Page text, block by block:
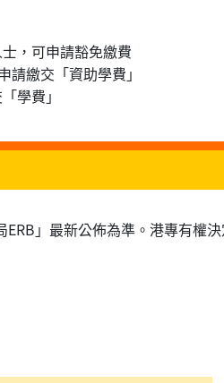
，可申請豁免繳費
繳交「資助學費」
學費」
」最新公佈為準。港專有權